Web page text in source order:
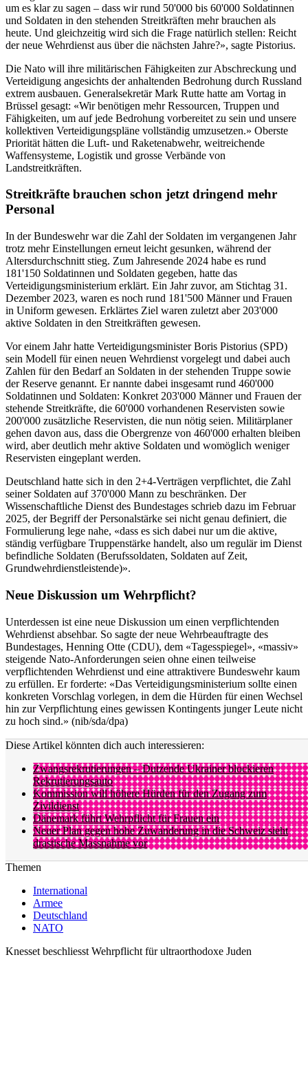
um es klar zu sagen – dass wir rund 50'000 bis 60'000 Soldatinnen
und Soldaten in den stehenden Streitkräften mehr brauchen als
heute. Und gleichzeitig wird sich die Frage natürlich stellen: Reicht
der neue Wehrdienst aus über die nächsten Jahre?», sagte Pistorius.
Die Nato will ihre militärischen Fähigkeiten zur Abschreckung und
Verteidigung angesichts der anhaltenden Bedrohung durch Russland
extrem ausbauen. Generalsekretär Mark Rutte hatte am Vortag in
Brüssel gesagt: «Wir benötigen mehr Ressourcen, Truppen und
Fähigkeiten, um auf jede Bedrohung vorbereitet zu sein und unsere
kollektiven Verteidigungspläne vollständig umzusetzen.» Oberste
Priorität hätten die Luft- und Raketenabwehr, weitreichende
Waffensysteme, Logistik und grosse Verbände von
Landstreitkräften.
Streitkräfte brauchen schon jetzt dringend mehr
Personal
In der Bundeswehr war die Zahl der Soldaten im vergangenen Jahr
trotz mehr Einstellungen erneut leicht gesunken, während der
Altersdurchschnitt stieg. Zum Jahresende 2024 habe es rund
181'150 Soldatinnen und Soldaten gegeben, hatte das
Verteidigungsministerium erklärt. Ein Jahr zuvor, am Stichtag 31.
Dezember 2023, waren es noch rund 181'500 Männer und Frauen
in Uniform gewesen. Erklärtes Ziel waren zuletzt aber 203'000
aktive Soldaten in den Streitkräften gewesen.
Vor einem Jahr hatte Verteidigungsminister Boris Pistorius (SPD)
sein Modell für einen neuen Wehrdienst vorgelegt und dabei auch
Zahlen für den Bedarf an Soldaten in der stehenden Truppe sowie
der Reserve genannt. Er nannte dabei insgesamt rund 460'000
Soldatinnen und Soldaten: Konkret 203'000 Männer und Frauen der
stehende Streitkräfte, die 60'000 vorhandenen Reservisten sowie
200'000 zusätzliche Reservisten, die nun nötig seien. Militärplaner
gehen davon aus, dass die Obergrenze von 460'000 erhalten bleiben
wird, aber deutlich mehr aktive Soldaten und womöglich weniger
Reservisten eingeplant werden.
Deutschland hatte sich in den 2+4-Verträgen verpflichtet, die Zahl
seiner Soldaten auf 370'000 Mann zu beschränken. Der
Wissenschaftliche Dienst des Bundestages schrieb dazu im Februar
2025, der Begriff der Personalstärke sei nicht genau definiert, die
Formulierung lege nahe, «dass es sich dabei nur um die aktive,
ständig verfügbare Truppenstärke handelt, also um regulär im Dienst
befindliche Soldaten (Berufssoldaten, Soldaten auf Zeit,
Grundwehrdienstleistende)».
Neue Diskussion um Wehrpflicht?
Unterdessen ist eine neue Diskussion um einen verpflichtenden
Wehrdienst absehbar. So sagte der neue Wehrbeauftragte des
Bundestages, Henning Otte (CDU), dem «Tagesspiegel», «massiv»
steigende Nato-Anforderungen seien ohne einen teilweise
verpflichtenden Wehrdienst und eine attraktivere Bundeswehr kaum
zu erfüllen. Er forderte: «Das Verteidigungsministerium sollte einen
konkreten Vorschlag vorlegen, in dem die Hürden für einen Wechsel
hin zur Verpflichtung eines gewissen Kontingents junger Leute nicht
zu hoch sind.» (nib/sda/dpa)
Diese Artikel könnten dich auch interessieren:
Zwangsrekrutierungen – Dutzende Ukrainer blockieren
Rekrutierungsauto
Kommission will höhere Hürden für den Zugang zum
Zivildienst
Dänemark führt Wehrpflicht für Frauen ein
Neuer Plan gegen hohe Zuwanderung in die Schweiz sieht
drastische Massnahme vor
Themen
International
Armee
Deutschland
NATO
Knesset beschliesst Wehrpflicht für ultraorthodoxe Juden